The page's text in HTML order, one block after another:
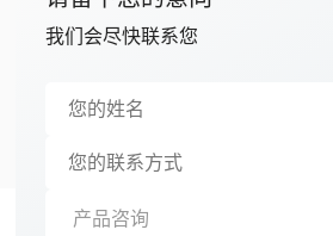
我们会尽快联系您